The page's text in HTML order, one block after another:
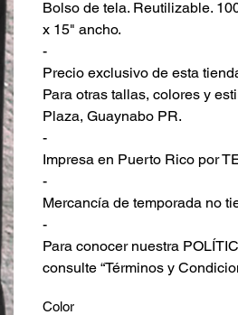
Bolso de tela. Reutilizable.
x 15" ancho.
-
Precio exclusivo de esta
Para otras tallas, colores y
Plaza, Guaynabo PR.
-
Impresa en Puerto Rico por
-
Mercancía de temporada no
-
Para conocer nuestra
consulte “Términos y
Color